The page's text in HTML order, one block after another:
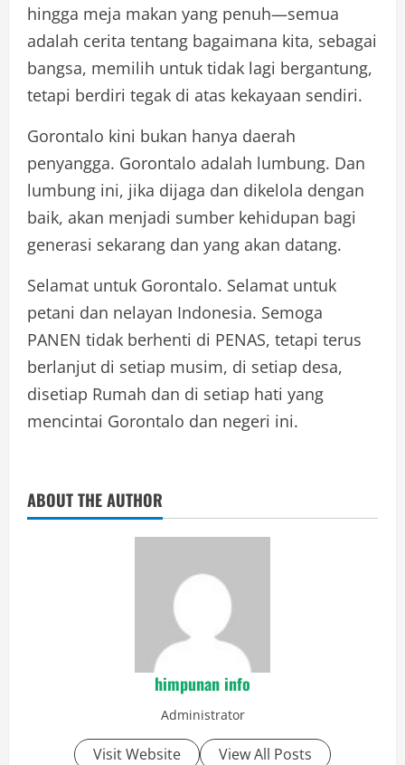
hingga meja makan yang penuh—semua
adalah cerita tentang bagaimana kita, sebagai
bangsa, memilih untuk tidak lagi bergantung,
tetapi berdiri tegak di atas kekayaan sendiri.
Gorontalo kini bukan hanya daerah
penyangga. Gorontalo adalah lumbung. Dan
lumbung ini, jika dijaga dan dikelola dengan
baik, akan menjadi sumber kehidupan bagi
generasi sekarang dan yang akan datang.
Selamat untuk Gorontalo. Selamat untuk
petani dan nelayan Indonesia. Semoga
PANEN tidak berhenti di PENAS, tetapi terus
berlanjut di setiap musim, di setiap desa,
disetiap Rumah dan di setiap hati yang
mencintai Gorontalo dan negeri ini.
ABOUT THE AUTHOR
himpunan info
Administrator
Visit Website View All Posts